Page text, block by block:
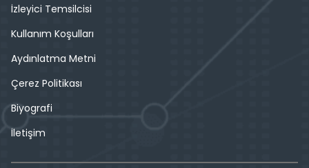
İzleyici Temsilcisi
Kullanım Koşulları
Aydınlatma Metni
Çerez Politikası
Biyografi
İletişim